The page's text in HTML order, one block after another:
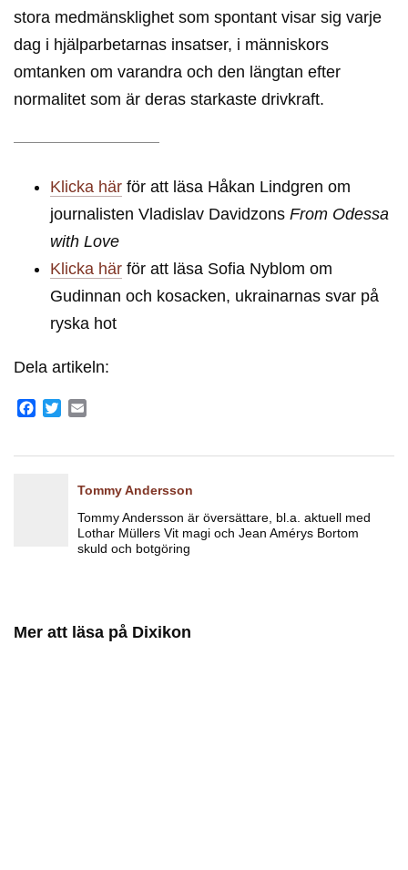
stora medmänsklighet som spontant visar sig varje
dag i hjälparbetarnas insatser, i människors
omtanken om varandra och den längtan efter
normalitet som är deras starkaste drivkraft.
Klicka härför att läsa Håkan Lindgren om
journalisten Vladislav Davidzons From Odessa
with Love
Klicka härför att läsa Sofia Nyblom om
Gudinnan och kosacken, ukrainarnas svar på
ryska hot
Dela artikeln:
Facebook
Twitter
Tommy Andersson
Tommy Andersson är översättare, bl.a. aktuell med
Lothar Müllers Vit magi och Jean Amérys Bortom
skuld och botgöring
Mer att läsa på Dixikon